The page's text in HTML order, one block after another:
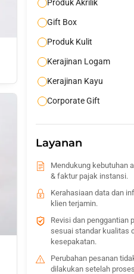
Produk Akrilik
Gift Box
Produk Kulit
Kerajinan Logam
Kerajinan Kayu
Corporate Gift
Layanan
Mendukung kebutuhan
& faktur pajak instansi.
Kerahasiaan data dan
klien terjamin.
Revisi dan penggantian
sesuai standar kualitas
kesepakatan.
Perubahan pesanan
dilakukan setelah